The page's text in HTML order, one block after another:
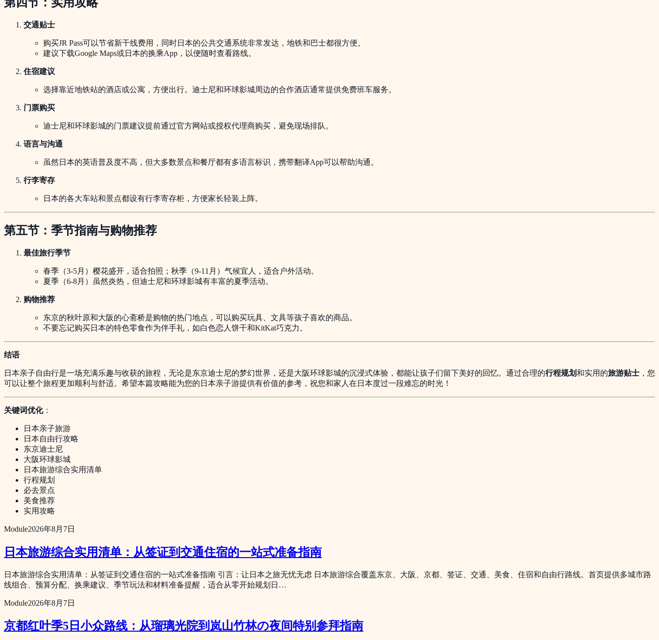
交通贴士
购买JR Pass可以节省新干线费用，同时日本的公共交通系统非常发达，地铁和巴士都很方便。
建议下载Google Maps或日本的换乘App，以便随时查看路线。
住宿建议
选择靠近地铁站的酒店或公寓，方便出行。迪士尼和环球影城周边的合作酒店通常提供免费班车服务。
门票购买
迪士尼和环球影城的门票建议提前通过官方网站或授权代理商购买，避免现场排队。
语言与沟通
虽然日本的英语普及度不高，但大多数景点和餐厅都有多语言标识，携带翻译App可以帮助沟通。
行李寄存
日本的各大车站和景点都设有行李寄存柜，方便家长轻装上阵。
第五节：季节指南与购物推荐
最佳旅行季节
春季（3-5月）樱花盛开，适合拍照；秋季（9-11月）气候宜人，适合户外活动。
夏季（6-8月）虽然炎热，但迪士尼和环球影城有丰富的夏季活动。
购物推荐
东京的秋叶原和大阪的心斋桥是购物的热门地点，可以购买玩具、文具等孩子喜欢的商品。
不要忘记购买日本的特色零食作为伴手礼，如白色恋人饼干和KitKat巧克力。
结语
日本亲子自由行是一场充满乐趣与收获的旅程，无论是东京迪士尼的梦幻世界，还是大阪环球影城的沉浸式体验，都能让孩子们留下美好的回忆。通过合理的行程规划和实用的旅游贴士 ，您
可以让整个旅程更加顺利与舒适。希望本篇攻略能为您的日本亲子游提供有价值的参考，祝您和家人在日本度过一段难忘的时光！
关键词优化：
日本亲子旅游
日本自由行攻略
东京迪士尼
大阪环球影城
日本旅游综合实用清单
行程规划
必去景点
美食推荐
实用攻略
Module2026年8月7日
日本旅游综合实用清单：从签证到交通住宿的一站式准备指南
日本旅游综合实用清单：从签证到交通住宿的一站式准备指南 引言：让日本之旅无忧无虑 日本旅游综合覆盖东京、大阪、京都、签证、交通、美食、住宿和自由行路线。首页提供多城市路
线组合、预算分配、换乘建议、季节玩法和材料准备提醒，适合从零开始规划日…
Module2026年8月7日
京都红叶季5日小众路线：从瑠璃光院到岚山竹林の夜间特别参拜指南